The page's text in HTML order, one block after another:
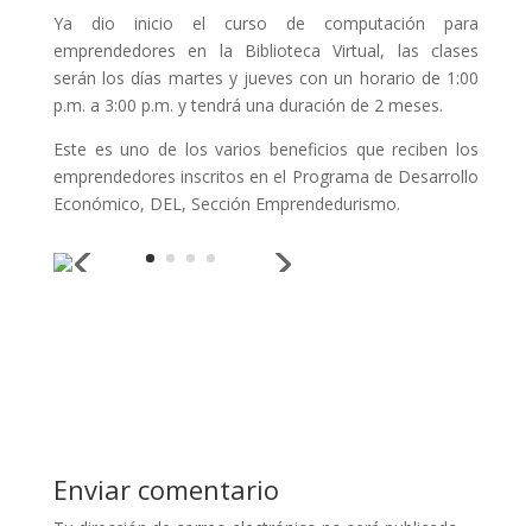
Ya dio inicio el curso de computación para
emprendedores en la Biblioteca Virtual, las clases
serán los días martes y jueves con un horario de 1:00
p.m. a 3:00 p.m. y tendrá una duración de 2 meses.
Este es uno de los varios beneficios que reciben los
emprendedores inscritos en el Programa de Desarrollo
Económico, DEL, Sección Emprendedurismo.